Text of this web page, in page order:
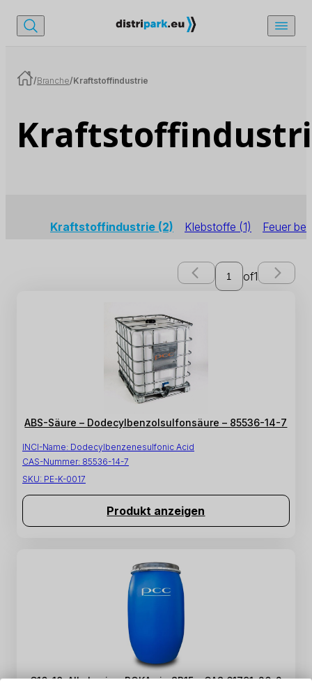
/Branche/Kraftstoffindustrie
Kraftstoffindustrie (2) Klebstoffe (1) Feuer
of1
ABS-Säure – Dodecylbenzolsulfonsäure – 85536-14-7
INCI-Name: Dodecylbenzenesulfonic Acid
CAS-Nummer: 85536-14-7
SKU: PE-K-0017
Produkt anzeigen
C16-18-Alkylamin – ROKAmin SR15 – CAS 61791-26-2